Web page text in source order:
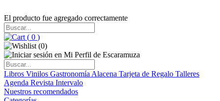
El producto fue agregado correctamente
( 0 )
(0)
Libros Vinilos Gastronomía Alacena Tarjeta de Regalo Talleres
Agenda Revista Intervalo
Nuestros recomendados